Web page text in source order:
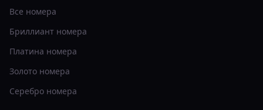
Все номера
Бриллиант номера
Платина номера
Золото номера
Серебро номера